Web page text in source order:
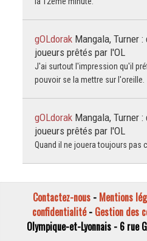
gOLdorak Mangala, Turner
joueurs prêtés par l'OL
J'ai surtout l'impression qu'il
pouvoir se la mettre sur l'oreille.
gOLdorak Mangala, Turner
joueurs prêtés par l'OL
Quand il ne jouera toujours pas
Contactez-nous - Mentions
confidentialité- Gestion des
Olympique-et-Lyonnais - 6 rue